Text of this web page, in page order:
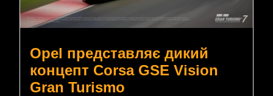
Opel представляє дикий
концепт Corsa GSE Vision
Gran Turismo